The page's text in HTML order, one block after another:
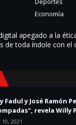
Economía
apegado a la
de toda í­ndole con el
Fadul y José Ramón
revela Willy
2021